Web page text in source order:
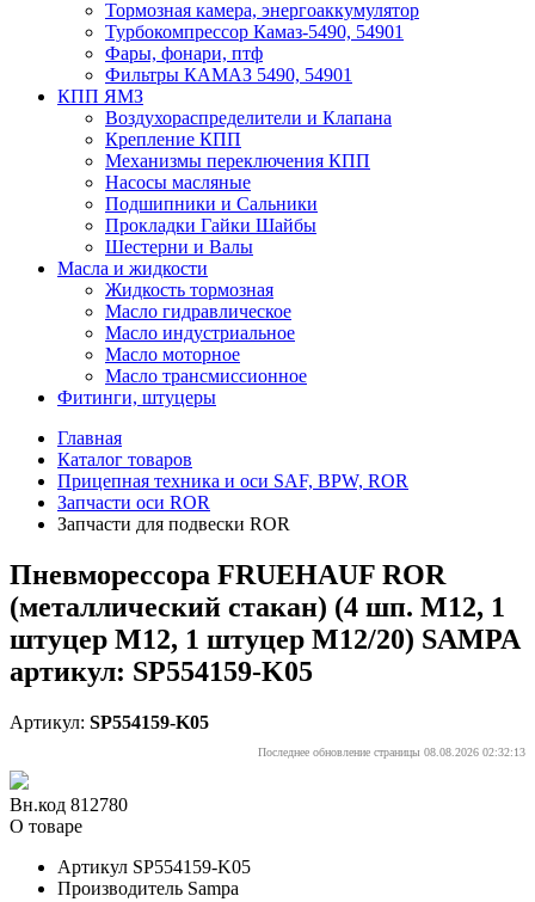
Тормозная камера, энергоаккумулятор
Турбокомпрессор Камаз-5490, 54901
Фары, фонари, птф
Фильтры КАМАЗ 5490, 54901
КПП ЯМЗ
Воздухораспределители и Клапана
Крепление КПП
Механизмы переключения КПП
Насосы масляные
Подшипники и Сальники
Прокладки Гайки Шайбы
Шестерни и Валы
Масла и жидкости
Жидкость тормозная
Масло гидравлическое
Масло индустриальное
Масло моторное
Масло трансмиссионное
Фитинги, штуцеры
Главная
Каталог товаров
Прицепная техника и оси SAF, BPW, ROR
Запчасти оси ROR
Запчасти для подвески ROR
Пневморессора FRUEHAUF ROR
(металлический стакан) (4 шп. M12, 1
штуцер M12, 1 штуцер M12/20) SAMPA
артикул: SP554159-K05
Артикул: SP554159-K05
Последнее обновление страницы 08.08.2026 02:32:13
Вн.код 812780
О товаре
Артикул SP554159-K05
Производитель Sampa